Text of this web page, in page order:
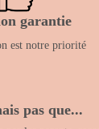
garantie
est notre priorité
pas que...